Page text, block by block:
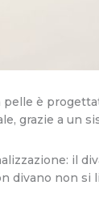
pelle è
grazie a un
il
divano non si